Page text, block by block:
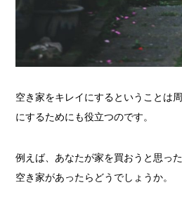
空き家をキレイにするということは
にするためにも役立つのです。
例えば、あなたが家を買おうと思っ
空き家があったらどうでしょうか。